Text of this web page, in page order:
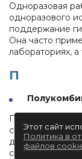
Одноразовая
одноразового
поддержание
Она часто
лабораториях,
П
себе брюки с
движений и
спины. Часто
Этот сайт
Политика в
файлов